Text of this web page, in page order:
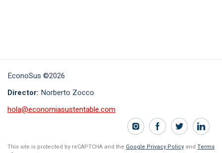
EconoSus ©2026
Director: Norberto Zocco
hola@economiasustentable.com
This site is protected by reCAPTCHA and the Google Privacy Policy and Terms